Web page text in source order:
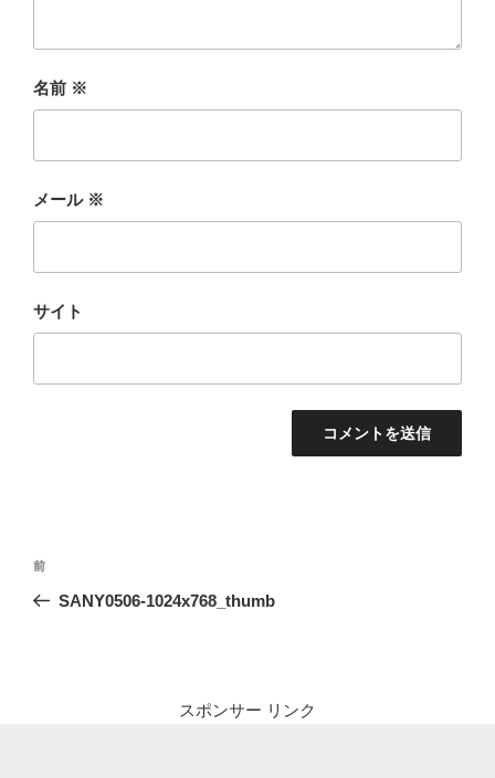
名前 ※
メール ※
サイト
投
ナ
前
の
前
SANY0506-1024x768_thumb
スポンサー リンク